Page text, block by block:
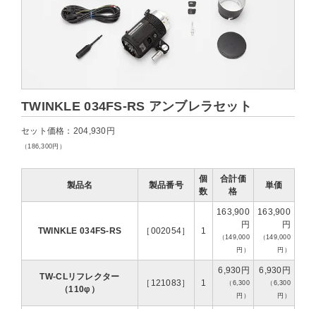
TWINKLE 034FS-RS アンブレラセット
セット価格：204,930円
（186,300円）
製品名 製品番号
個
数
合計価
格
単価
TWINKLE 034FS-RS ［002054］ 1
163,900
円
（149,000
円）
163,900
円
（149,000
円）
TW-CLリフレクター
（110φ）
［121083］ 1
6,930円
（6,300
円）
6,930円
（6,300
円）